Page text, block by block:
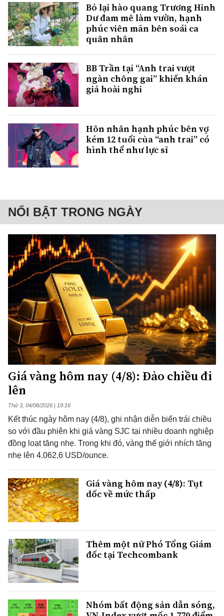
Bỏ lại hào quang Trương Hinh
Dư đam mê làm vườn, hạnh
phúc viên mãn bên soái ca
quân nhân
BB Trần tại “Anh trai vượt
ngàn chông gai” khiến khán
giả hoài nghi
Hôn nhân hạnh phúc bên vợ
kém 12 tuổi của “anh trai” có
hình thể như lực sĩ
NỔI BẬT TRONG NGÀY
Giá vàng hôm nay (4/8): Đảo chiều đi
lên
Thứ 3, 04/08/2026 | 19:16
Kết thúc ngày hôm nay (4/8), ghi nhận diễn biến trái chiều
so với đầu phiên khi giá vàng SJC tại nhiều doanh nghiệp
đồng loạt tăng nhẹ. Trong khi đó, vàng thế giới nhích tăng
nhẹ lên 4.062,6 USD/ounce.
Giá vàng hôm nay (4/8): Tụt
dốc về mức thấp
Thêm một nữ Phó Tổng Giám
đốc tại Techcombank
Nhóm bất động sản dẫn sóng,